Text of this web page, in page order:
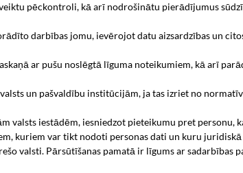
pēckontroli, kā arī nodrošinātu pierādījumus
darbības jomu, ievērojot datu aizsardzības un
ar pušu noslēgtā līguma noteikumiem, kā arī
un pašvaldību institūcijām, ja tas izriet no
valsts iestādēm, iesniedzot pieteikumu pret personu,
kuriem var tikt nodoti personas dati un kuru juridiskā
valsti. Pārsūtīšanas pamatā ir līgums ar